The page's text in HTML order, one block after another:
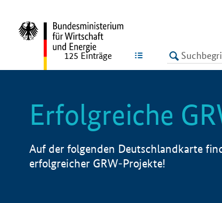
LISTE
125 Einträge
Erfolgreiche
Auf der folgenden Deutschlandkarte
erfolgreicher GRW-Projekte!